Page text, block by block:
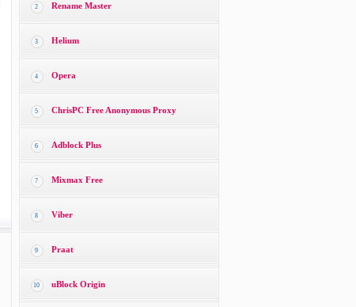
2 Rename Master
3 Helium
4 Opera
5 ChrisPC Free Anonymous Proxy
6 Adblock Plus
7 Mixmax Free
8 Viber
9 Praat
10 uBlock Origin